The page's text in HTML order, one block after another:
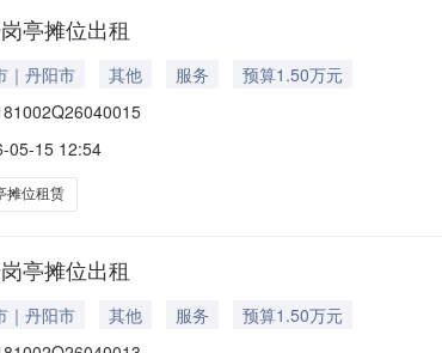
亭摊位出租
｜丹阳市 其他 服务
预算1.50万元
05-15 12:54
摊位租赁
亭摊位出租
｜丹阳市 其他 服务
预算1.50万元